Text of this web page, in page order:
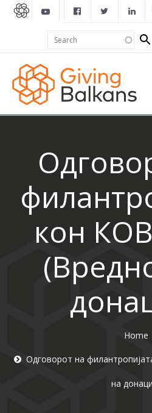
Search
form
кон
Home
Одговорот на
на